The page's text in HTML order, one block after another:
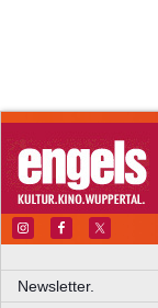
Newsletter.